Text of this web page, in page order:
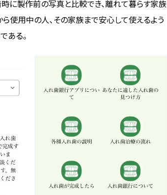
に製作前の写真と比較でき、離れて暮らす家族
使用中の人、その家族まで安心して使えるよう
ある。